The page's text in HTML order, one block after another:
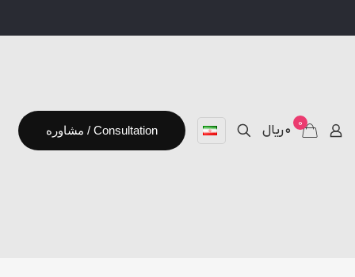
0 ۰ ریال مشاوره / Consultation